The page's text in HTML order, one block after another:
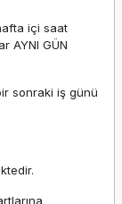
içi saat
AYNI GÜN
sonraki iş günü